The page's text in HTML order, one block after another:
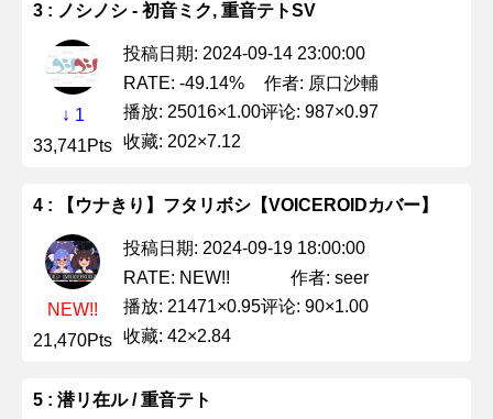
3 : ノシノシ - 初音ミク, 重音テトSV
↓ 1
33,741Pts
投稿日期: 2024-09-14 23:00:00
RATE: -49.14%
作者: 原口沙輔
播放: 25016×1.00评论: 987×0.97
收藏: 202×7.12
4 : 【ウナきり】フタリボシ【VOICEROIDカバー】
NEW!!
21,470Pts
投稿日期: 2024-09-19 18:00:00
RATE: NEW!!
作者: seer
播放: 21471×0.95评论: 90×1.00
收藏: 42×2.84
5 : 潜リ在ル / 重音テト